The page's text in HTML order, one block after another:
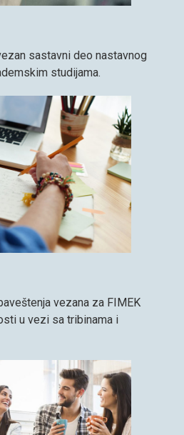
sastavni deo nastavnog
studijama.
vezana za FIMEK
u vezi sa tribinama i